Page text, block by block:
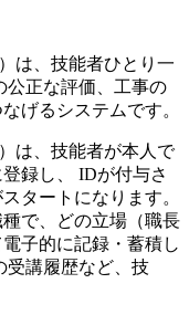
は、技能者ひとり一
公正な評価、工事の
げるシステムです。
は、技能者が本人で
録し、 IDが付与さ
タートになります。
で、どの立場（職長
子的に記録・蓄積し
受講履歴など、技